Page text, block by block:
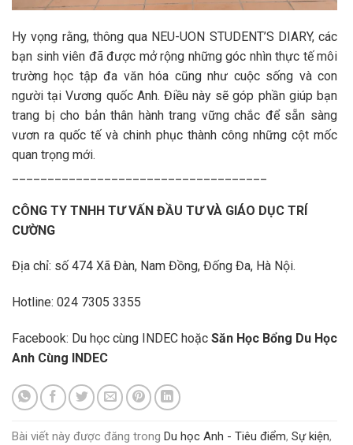
Hy vọng rằng, thông qua NEU-UON STUDENT’S DIARY, các
bạn sinh viên đã được mở rộng những góc nhìn thực tế môi
trường học tập đa văn hóa cũng như cuộc sống và con
người tại Vương quốc Anh. Điều này sẽ góp phần giúp bạn
trang bị cho bản thân hành trang vững chắc để sẵn sàng
vươn ra quốc tế và chinh phục thành công những cột mốc
quan trọng mới.
CÔNG TY TNHH TƯ VẤN ĐẦU TƯ VÀ GIÁO DỤC TRÍ
CƯỜNG
Địa chỉ: số 474 Xã Đàn, Nam Đồng, Đống Đa, Hà Nội.
Hotline: 024 7305 3355
Facebook: Du học cùng INDEC hoặc Săn Học Bổng Du Học
Anh Cùng INDEC
Bài viết này được đăng trong Du học Anh - Tiêu điểm, Sự kiện,